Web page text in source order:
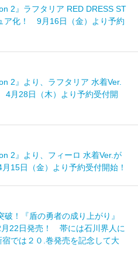
2』ラフタリア RED DRESS ST
ア化！ 9月16日（金）より予約
2』より、ラフタリア 水着Ver.
月28日（木）より予約受付開
2』より、フィーロ 水着Ver.が
15日（金）より予約受付開始！
！『盾の勇者の成り上がり』
22日発売！ 帯には石川界人に
では２０.巻発売を記念して大